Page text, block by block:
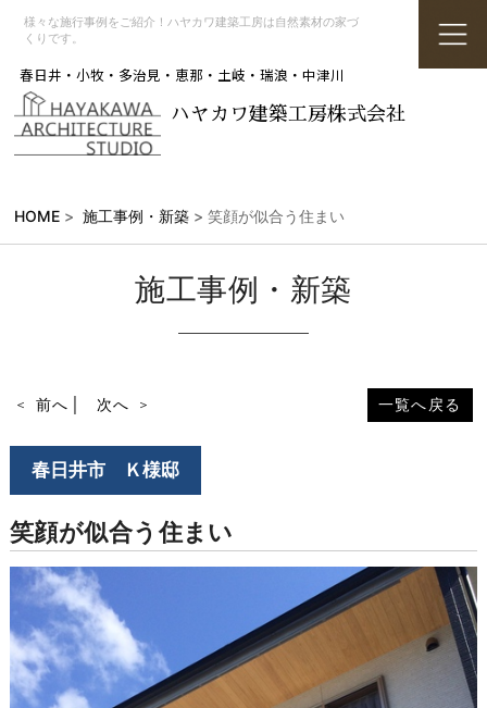
様々な施行事例をご紹介！ハヤカワ建築工房は自然素材の家づ
くりです。
春日井・小牧・多治見・恵那・土岐・瑞浪・中津川
ハヤカワ建築工房株式会社
HOME >施工事例・新築 > 笑顔が似合う住まい
施工事例・新築
前へ 次へ 一覧へ戻る
春日井市 Ｋ様邸
笑顔が似合う住まい